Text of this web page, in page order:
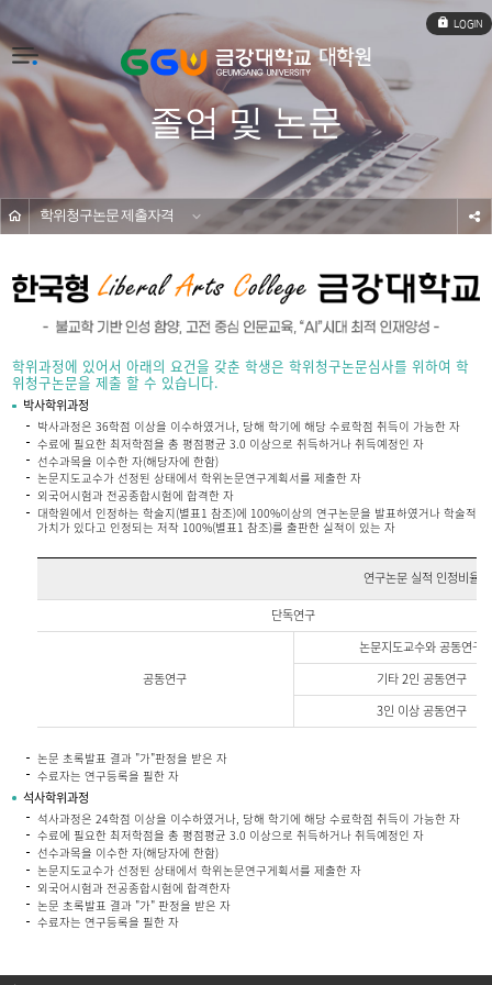
전
체
로
그
졸업 및 논문
학위청구논문 제출자격
학위과정에 있어서 아래의 요건을 갖춘 학생은 학위청구논문심사를 위하여 학
위청구논문을 제출 할 수 있습니다.
박사학위과정
박사과정은 36학점 이상을 이수하였거나, 당해 학기에 해당 수료학점 취득이 가능한 자
수료에 필요한 최저학점을 총 평점평균 3.0 이상으로 취득하거나 취득예정인 자
선수과목을 이수한 자(해당자에 한함)
논문지도교수가 선정된 상태에서 학위논문연구계획서를 제출한 자
외국어시험과 전공종합시험에 합격한 자
대학원에서 인정하는 학술지(별표1 참조)에 100%이상의 연구논문을 발표하였거나 학술적
가치가 있다고 인정되는 저작 100%(별표1 참조)를 출판한 실적이 있는 자
1
비
율
에
관
한
정
보
연구논문 실적 인정비율
단독연구
공동연구
논문지도교수와 공동연구
기타 2인 공동연구
3인 이상 공동연구
논문 초록발표 결과 "가"판정을 받은 자
수료자는 연구등록을 필한 자
석사학위과정
석사과정은 24학점 이상을 이수하였거나, 당해 학기에 해당 수료학점 취득이 가능한 자
수료에 필요한 최저학점을 총 평점평균 3.0 이상으로 취득하거나 취득예정인 자
선수과목을 이수한 자(해당자에 한함)
논문지도교수가 선정된 상태에서 학위논문연구게획서를 제출한 자
외국어시험과 전공종합시험에 합격한자
논문 초록발표 결과 "가" 판정을 받은 자
수료자는 연구등록을 필한 자